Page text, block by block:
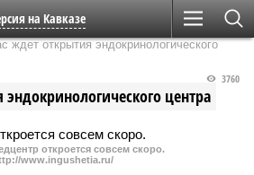
на Кавказе
ждет открытия эндокринологического
центра
3760
откроется совсем скоро.
www.ingushetia.ru/